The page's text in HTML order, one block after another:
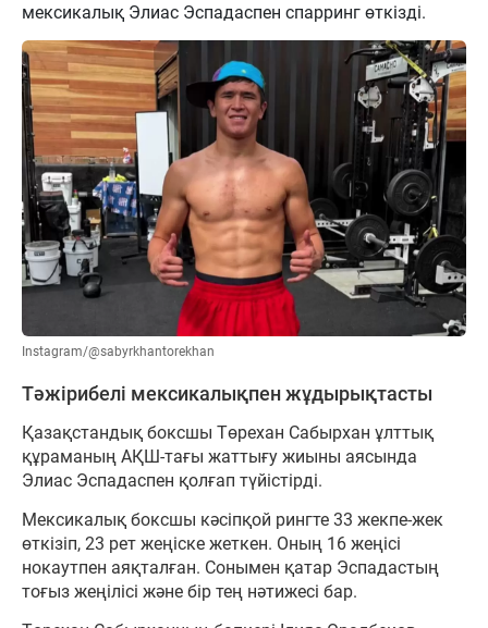
мексикалық Элиас Эспадаспен спарринг өткізді.
Instagram/@sabyrkhantorekhan
Тәжірибелі мексикалықпен жұдырықтасты
Қазақстандық боксшы Төрехан Сабырхан ұлттық
құраманың АҚШ-тағы жаттығу жиыны аясында
Элиас Эспадаспен қолғап түйістірді.
Мексикалық боксшы кәсіпқой рингте 33 жекпе-жек
өткізіп, 23 рет жеңіске жеткен. Оның 16 жеңісі
нокаутпен аяқталған. Сонымен қатар Эспадастың
тоғыз жеңілісі және бір тең нәтижесі бар.